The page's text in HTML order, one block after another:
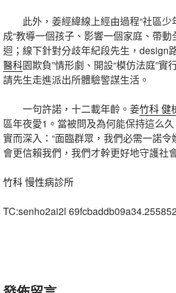
此外，姜經緯線上經由過程“社區
成“教導一個孩子、影響一個家庭、帶動
迴；線下針對分歧年紀段先生，design
醫科園欺負”情形劇、開設“模仿法庭”實
請先生走進派出所體驗警謀生活。
一句許諾，十二載年齡。姜竹科 健
區年夜愛1。當被問及為何能保持這么
實而深入：“面臨群眾，我們必需一諾
會更信賴我們，我們才幹更好地守護社
竹科 慢性病診所
TC:senho2ai2l